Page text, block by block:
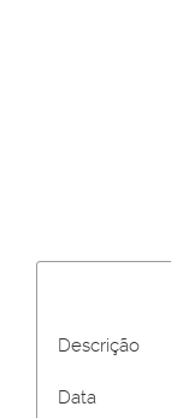
Descrição
Data